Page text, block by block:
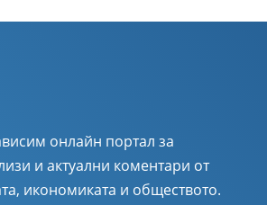
онлайн портал за
и актуални коментари от
икономиката и обществото.